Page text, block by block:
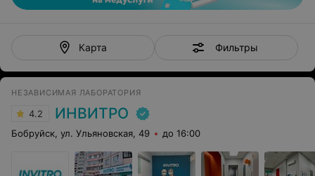
Карта Фильтры
НЕЗАВИСИМАЯ ЛАБОРАТОРИЯ
4.2 ИНВИТРО
Бобруйск, ул. Ульяновская, 49 до 16:00